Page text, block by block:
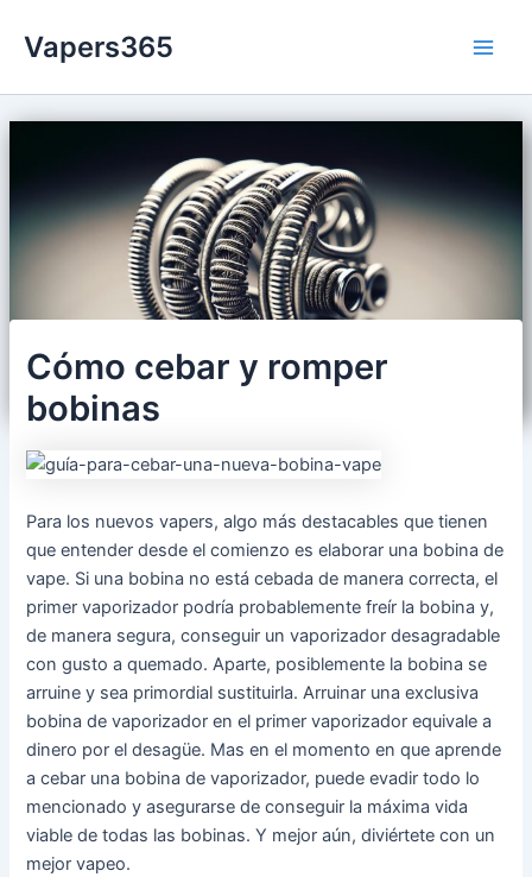
contenido
Vapers365
Cómo cebar y romper
bobinas
Para los nuevos vapers, algo más destacables que tienen
que entender desde el comienzo es elaborar una bobina de
vape. Si una bobina no está cebada de manera correcta, el
primer vaporizador podría probablemente freír la bobina y,
de manera segura, conseguir un vaporizador desagradable
con gusto a quemado. Aparte, posiblemente la bobina se
arruine y sea primordial sustituirla. Arruinar una exclusiva
bobina de vaporizador en el primer vaporizador equivale a
dinero por el desagüe. Mas en el momento en que aprende
a cebar una bobina de vaporizador, puede evadir todo lo
mencionado y asegurarse de conseguir la máxima vida
viable de todas las bobinas. Y mejor aún, diviértete con un
mejor vapeo.